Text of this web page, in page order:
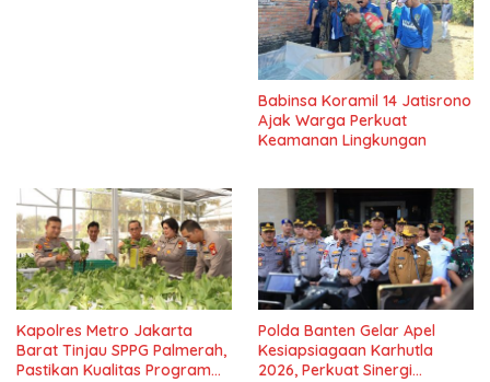
Babinsa Koramil 14 Jatisrono
Ajak Warga Perkuat
Keamanan Lingkungan
Kapolres Metro Jakarta
Barat Tinjau SPPG Palmerah,
Pastikan Kualitas Program
Polda Banten Gelar Apel
Kesiapsiagaan Karhutla
2026, Perkuat Sinergi